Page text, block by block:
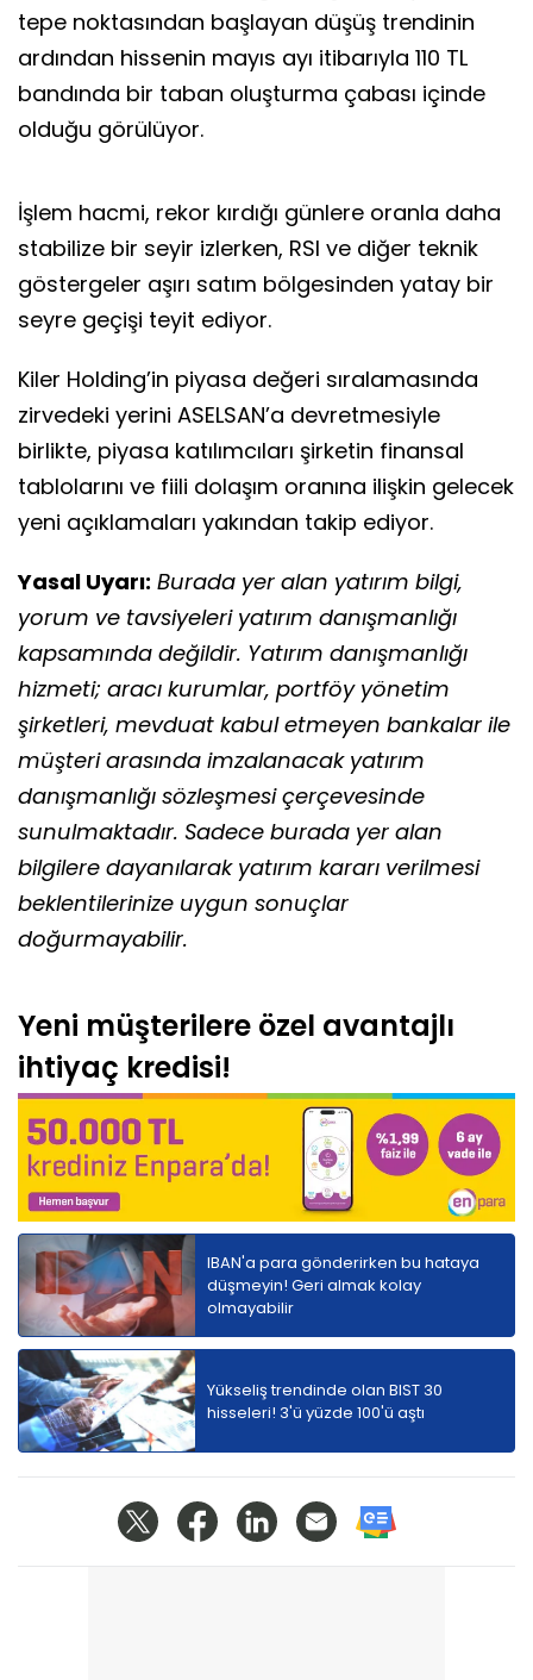
tepe noktasından başlayan düşüş trendinin
ardından hissenin mayıs ayı itibarıyla 110 TL
bandında bir taban oluşturma çabası içinde
olduğu görülüyor.
İşlem hacmi, rekor kırdığı günlere oranla daha
stabilize bir seyir izlerken, RSI ve diğer teknik
göstergeler aşırı satım bölgesinden yatay bir
seyre geçişi teyit ediyor.
Kiler Holding’in piyasa değeri sıralamasında
zirvedeki yerini ASELSAN’a devretmesiyle
birlikte, piyasa katılımcıları şirketin finansal
tablolarını ve fiili dolaşım oranına ilişkin gelecek
yeni açıklamaları yakından takip ediyor.
Yasal Uyarı: Burada yer alan yatırım bilgi,
yorum ve tavsiyeleri yatırım danışmanlığı
kapsamında değildir. Yatırım danışmanlığı
hizmeti; aracı kurumlar, portföy yönetim
şirketleri, mevduat kabul etmeyen bankalar ile
müşteri arasında imzalanacak yatırım
danışmanlığı sözleşmesi çerçevesinde
sunulmaktadır. Sadece burada yer alan
bilgilere dayanılarak yatırım kararı verilmesi
beklentilerinize uygun sonuçlar
doğurmayabilir.
Yeni müşterilere özel avantajlı
ihtiyaç kredisi!
IBAN'a para gönderirken bu hataya
düşmeyin! Geri almak kolay
olmayabilir
Yükseliş trendinde olan BIST 30
hisseleri! 3'ü yüzde 100'ü aştı